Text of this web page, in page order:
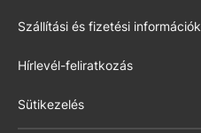
Szállítási és fizetési információk
Hírlevél-feliratkozás
Sütikezelés